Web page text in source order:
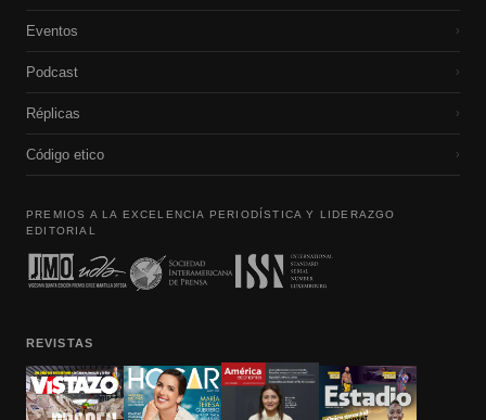
Eventos ›
Podcast ›
Réplicas ›
Código etico ›
PREMIOS A LA EXCELENCIA PERIODÍSTICA Y LIDERAZGO
EDITORIAL
REVISTAS